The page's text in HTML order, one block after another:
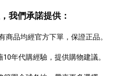
我們承諾提供：
商品均經官方下單，保證正品。
10年代購經驗，提供購物建議。